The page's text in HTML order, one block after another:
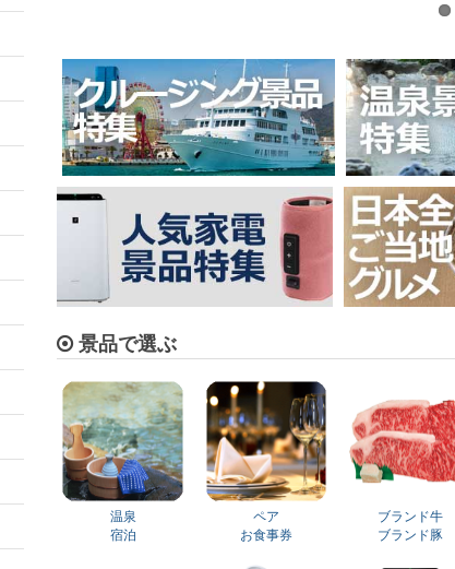
景品で選ぶ
温泉
宿泊
ペア
お食事券
ブランド牛
ブランド豚